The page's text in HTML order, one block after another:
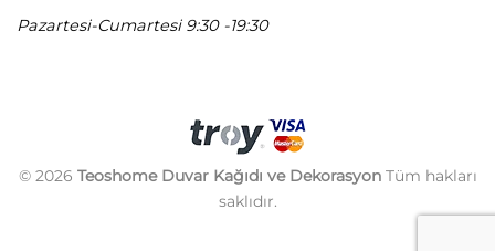
Pazartesi-Cumartesi 9:30 -19:30
© 2026 Teoshome Duvar Kağıdı ve DekorasyonTüm hakları
saklıdır.